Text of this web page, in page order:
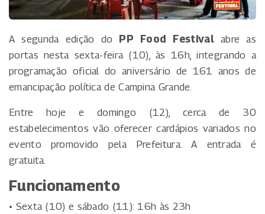
A segunda edição do PP Food Festivalabre as
portas nesta sexta-feira (10), às 16h, integrando a
programação oficial do aniversário de 161 anos de
emancipação política de Campina Grande.
Entre hoje e domingo (12), cerca de 30
estabelecimentos vão oferecer cardápios variados no
evento promovido pela Prefeitura. A entrada é
gratuita.
Funcionamento
• Sexta (10) e sábado (11): 16h às 23h